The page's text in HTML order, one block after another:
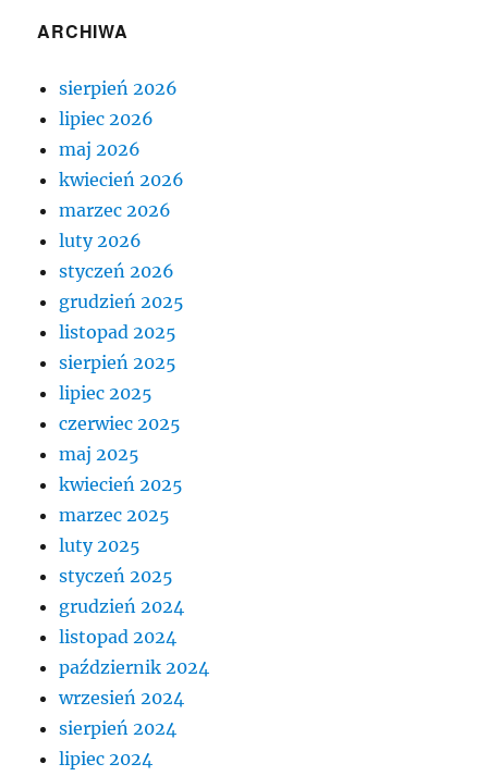
ARCHIWA
sierpień 2026
lipiec 2026
maj 2026
kwiecień 2026
marzec 2026
luty 2026
styczeń 2026
grudzień 2025
listopad 2025
sierpień 2025
lipiec 2025
czerwiec 2025
maj 2025
kwiecień 2025
marzec 2025
luty 2025
styczeń 2025
grudzień 2024
listopad 2024
październik 2024
wrzesień 2024
sierpień 2024
lipiec 2024